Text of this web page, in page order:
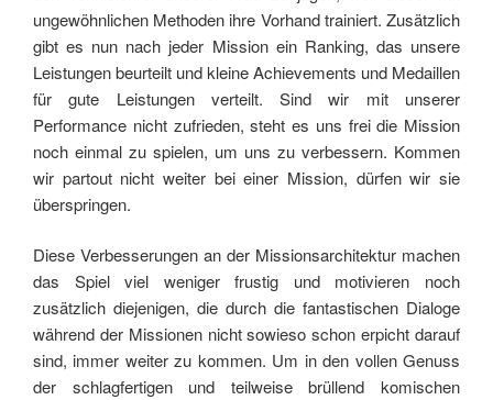
ungewöhnlichen Methoden ihre Vorhand trainiert. Zusätzlich
gibt es nun nach jeder Mission ein Ranking, das unsere
Leistungen beurteilt und kleine Achievements und Medaillen
für gute Leistungen verteilt. Sind wir mit unserer
Performance nicht zufrieden, steht es uns frei die Mission
noch einmal zu spielen, um uns zu verbessern. Kommen
wir partout nicht weiter bei einer Mission, dürfen wir sie
überspringen.
Diese Verbesserungen an der Missionsarchitektur machen
das Spiel viel weniger frustig und motivieren noch
zusätzlich diejenigen, die durch die fantastischen Dialoge
während der Missionen nicht sowieso schon erpicht darauf
sind, immer weiter zu kommen. Um in den vollen Genuss
der schlagfertigen und teilweise brüllend komischen